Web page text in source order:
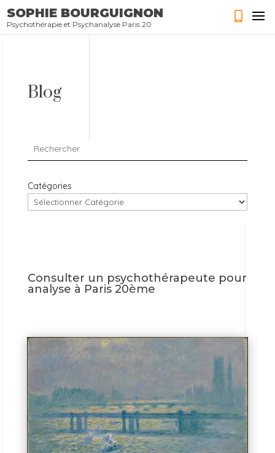
SOPHIE BOURGUIGNON
Psychothérapie et Psychanalyse Paris 20
Blog
Catégories
Consulter un psychothérapeute pour
analyse à Paris 20ème